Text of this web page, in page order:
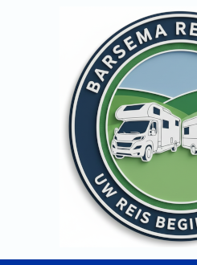
Cookievoorkeuren zijn